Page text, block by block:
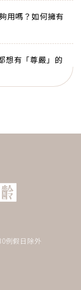
用嗎？如何擁有
想有「尊嚴」的
例假日除外